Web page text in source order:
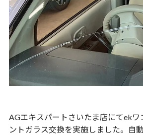
AGエキスパートさいたま店にてekワ
ントガラス交換を実施しました。自